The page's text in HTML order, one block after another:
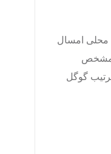
محلی امسال
گوگل